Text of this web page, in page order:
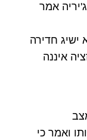
אמר
ישיג חדירה
איננה
ואמר כי